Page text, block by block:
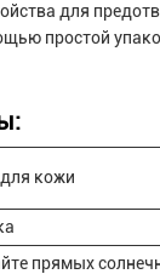
для
простой
кожи
прямых